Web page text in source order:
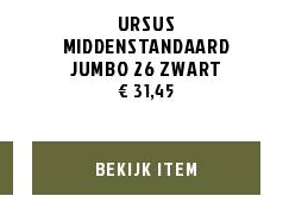
URSUS
MIDDENSTANDAARD
JUMBO 26 ZWART
€ 31,45
BEKIJK ITEM